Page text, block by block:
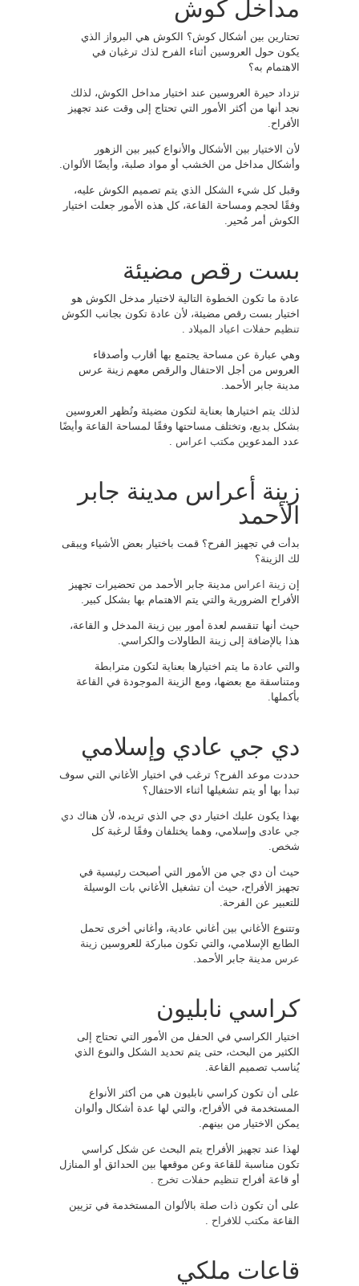
مداخل كوش
تحتارين بين أشكال كوش؟ الكوش هي البرواز الذي
يكون حول العروسين أثناء الفرح لذك ترغبان في
الاهتمام به؟
تزداد حيرة العروسين عند اختيار مداخل الكوش، لذلك
نجد أنها من أكثر الأمور التي تحتاج إلى وقت عند تجهيز
الأفراح.
لأن الاختيار بين الأشكال والأنواع كبير بين الزهور
وأشكال مداخل من الخشب أو مواد صلبة، وأيضًا الألوان.
وقبل كل شيء الشكل الذي يتم تصميم الكوش عليه،
وفقًا لحجم ومساحة القاعة، كل هذه الأمور جعلت اختيار
الكوش أمر مُحير.
بست رقص مضيئة
عادة ما تكون الخطوة التالية لاختيار مدخل الكوش هو
اختيار بست رقص مضيئة، لأن عادة تكون بجانب الكوش
تنظيم حفلات اعياد الميلاد
وهي عبارة عن مساحة يجتمع بها أقارب وأصدقاء
العروس من أجل الاحتفال والرقص معهم زينة عرس
مدينة جابر الأحمد.
لذلك يتم اختيارها بعناية لتكون مضيئة وتُظهر العروسين
بشكل بديع، وتختلف مساحتها وفقًا لمساحة القاعة وأيضًا
عدد المدعوين مكتب اعراس
زينة أعراس مدينة جابر
الأحمد
بدأت في تجهيز الفرح؟ قمت باختيار بعض الأشياء ويبقى
لك الزينة؟
إن زينة اعراس مدينة جابر الأحمد من تحضيرات تجهيز
الأفراح الضرورية والتي يتم الاهتمام بها بشكل كبير.
حيث أنها تنقسم لعدة أمور بين زينة المدخل و القاعة،
هذا بالإضافة إلى زينة الطاولات والكراسي.
والتي عادة ما يتم اختيارها بعناية لتكون مترابطة
ومتناسقة مع بعضها، ومع الزينة الموجودة في القاعة
بأكملها.
دي جي عادي وإسلامي
حددت موعد الفرح؟ ترغب في اختيار الأغاني التي سوف
تبدأ بها أو يتم تشغيلها أثناء الاحتفال؟
بهذا يكون عليك اختيار دي جي الذي تريده، لأن هناك دي
جي عادى وإسلامي، وهما يختلفان وفقًا لرغبة كل
شخص.
حيث أن دي جي من الأمور التي أصبحت رئيسية في
تجهيز الأفراح، حيث أن تشغيل الأغاني بات الوسيلة
للتعبير عن الفرحة.
وتتنوع الأغاني بين أغاني عادية، وأغاني أخرى تحمل
الطابع الإسلامي، والتي تكون مباركة للعروسين زينة
عرس مدينة جابر الأحمد.
كراسي نابليون
اختيار الكراسي في الحفل من الأمور التي تحتاج إلى
الكثير من البحث، حتى يتم تحديد الشكل والنوع الذي
يُناسب تصميم القاعة.
على أن تكون كراسي نابليون هي من أكثر الأنواع
المستخدمة في الأفراح، والتي لها عدة أشكال وألوان
يمكن الاختيار من بينهم.
لهذا عند تجهيز الأفراح يتم البحث عن شكل كراسي
تكون مناسبة للقاعة وعن موقعها بين الحدائق أو المنازل
أو قاعة أفراح تنظيم حفلات تخرج
على أن تكون ذات صلة بالألوان المستخدمة في تزيين
القاعة مكتب للافراح
قاعات ملكي